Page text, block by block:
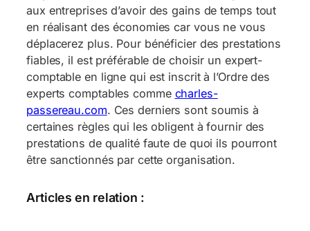
aux entreprises d’avoir des gains de temps tout
en réalisant des économies car vous ne vous
déplacerez plus. Pour bénéficier des prestations
fiables, il est préférable de choisir un expert-
comptable en ligne qui est inscrit à l’Ordre des
experts comptables comme charles-
passereau.com. Ces derniers sont soumis à
certaines règles qui les obligent à fournir des
prestations de qualité faute de quoi ils pourront
être sanctionnés par cette organisation.
Articles en relation :